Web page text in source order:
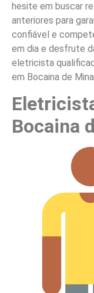
hesite em buscar
anteriores para
confiável e
em dia e desfrute
eletricista
em Bocaina de
Bocaina